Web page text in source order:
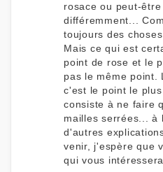
rosace ou peut-
différemment...
toujours des
Mais ce qui est
point de rose et le
pas le même point.
c'est le point le
consiste à ne faire
mailles serrées... à
d'autres
venir, j'espère que
qui vous intéressera.